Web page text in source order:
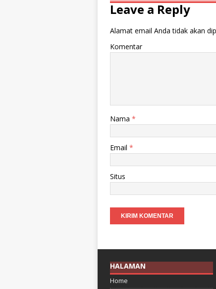
Leave a Reply
Alamat email Anda tidak akan
Komentar
Nama *
Email *
Situs
HALAMAN
Home